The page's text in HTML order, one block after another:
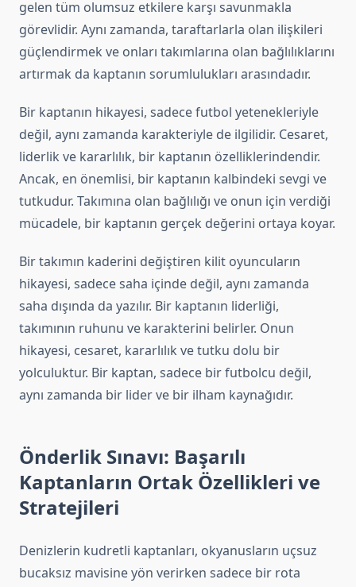
gelen tüm olumsuz etkilere karşı savunmakla
görevlidir. Aynı zamanda, taraftarlarla olan ilişkileri
güçlendirmek ve onları takımlarına olan bağlılıklarını
artırmak da kaptanın sorumlulukları arasındadır.
Bir kaptanın hikayesi, sadece futbol yetenekleriyle
değil, aynı zamanda karakteriyle de ilgilidir. Cesaret,
liderlik ve kararlılık, bir kaptanın özelliklerindendir.
Ancak, en önemlisi, bir kaptanın kalbindeki sevgi ve
tutkudur. Takımına olan bağlılığı ve onun için verdiği
mücadele, bir kaptanın gerçek değerini ortaya koyar.
Bir takımın kaderini değiştiren kilit oyuncuların
hikayesi, sadece saha içinde değil, aynı zamanda
saha dışında da yazılır. Bir kaptanın liderliği,
takımının ruhunu ve karakterini belirler. Onun
hikayesi, cesaret, kararlılık ve tutku dolu bir
yolculuktur. Bir kaptan, sadece bir futbolcu değil,
aynı zamanda bir lider ve bir ilham kaynağıdır.
Önderlik Sınavı: Başarılı
Kaptanların Ortak Özellikleri ve
Stratejileri
Denizlerin kudretli kaptanları, okyanusların uçsuz
bucaksız mavisine yön verirken sadece bir rota